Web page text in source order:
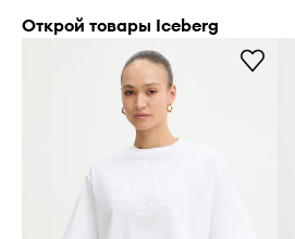
Открой товары Iceberg